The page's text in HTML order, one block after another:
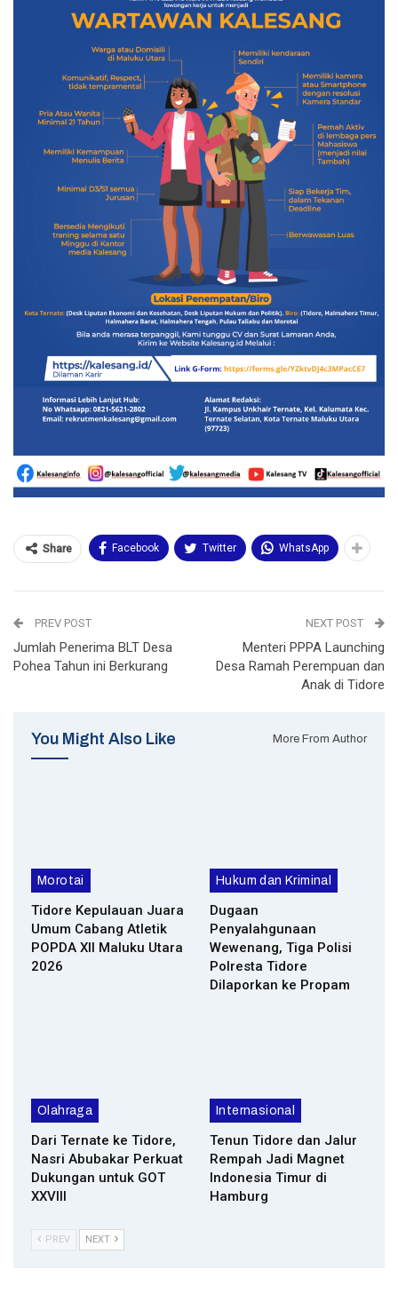
Share Facebook Twitter WhatsApp
PREV POST
Jumlah Penerima BLT Desa
Pohea Tahun ini Berkurang
NEXT POST
Menteri PPPA Launching
Desa Ramah Perempuan dan
Anak di Tidore
You Might Also Like More From Author
Morotai
Tidore Kepulauan Juara
Umum Cabang Atletik
POPDA XII Maluku Utara
2026
Hukum dan Kriminal
Dugaan
Penyalahgunaan
Wewenang, Tiga Polisi
Polresta Tidore
Dilaporkan ke Propam
Olahraga
Dari Ternate ke Tidore,
Nasri Abubakar Perkuat
Dukungan untuk GOT
XXVIII
Internasional
Tenun Tidore dan Jalur
Rempah Jadi Magnet
Indonesia Timur di
Hamburg
PREV NEXT